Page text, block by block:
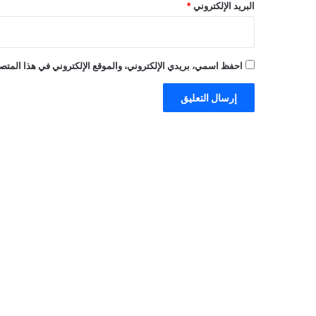
البريد الإلكتروني *
احفظ اسمي، بريدي الإلكتروني، والموقع الإلكتروني في هذا